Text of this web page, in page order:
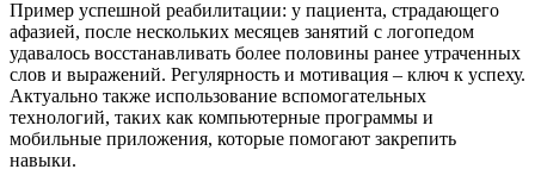
Пример успешной реабилитации: у пациента, страдающего
афазией, после нескольких месяцев занятий с логопедом
удавалось восстанавливать более половины ранее утраченных
слов и выражений. Регулярность и мотивация – ключ к успеху.
Актуально также использование вспомогательных
технологий, таких как компьютерные программы и
мобильные приложения, которые помогают закрепить
навыки.